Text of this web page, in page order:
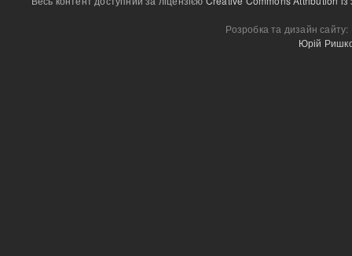
Розробка та дизайн сайту:
Юрій